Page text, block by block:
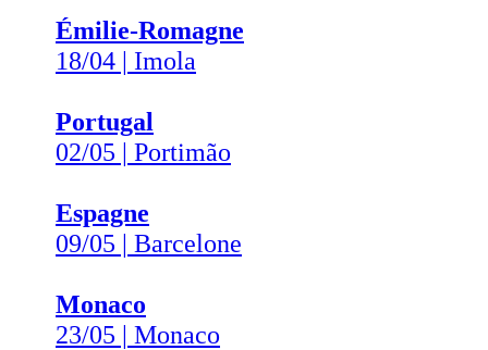
Émilie-Romagne
18/04 | Imola
Portugal
02/05 | Portimão
Espagne
09/05 | Barcelone
Monaco
23/05 | Monaco